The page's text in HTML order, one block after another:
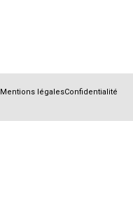
Mentions légalesConfidentialité